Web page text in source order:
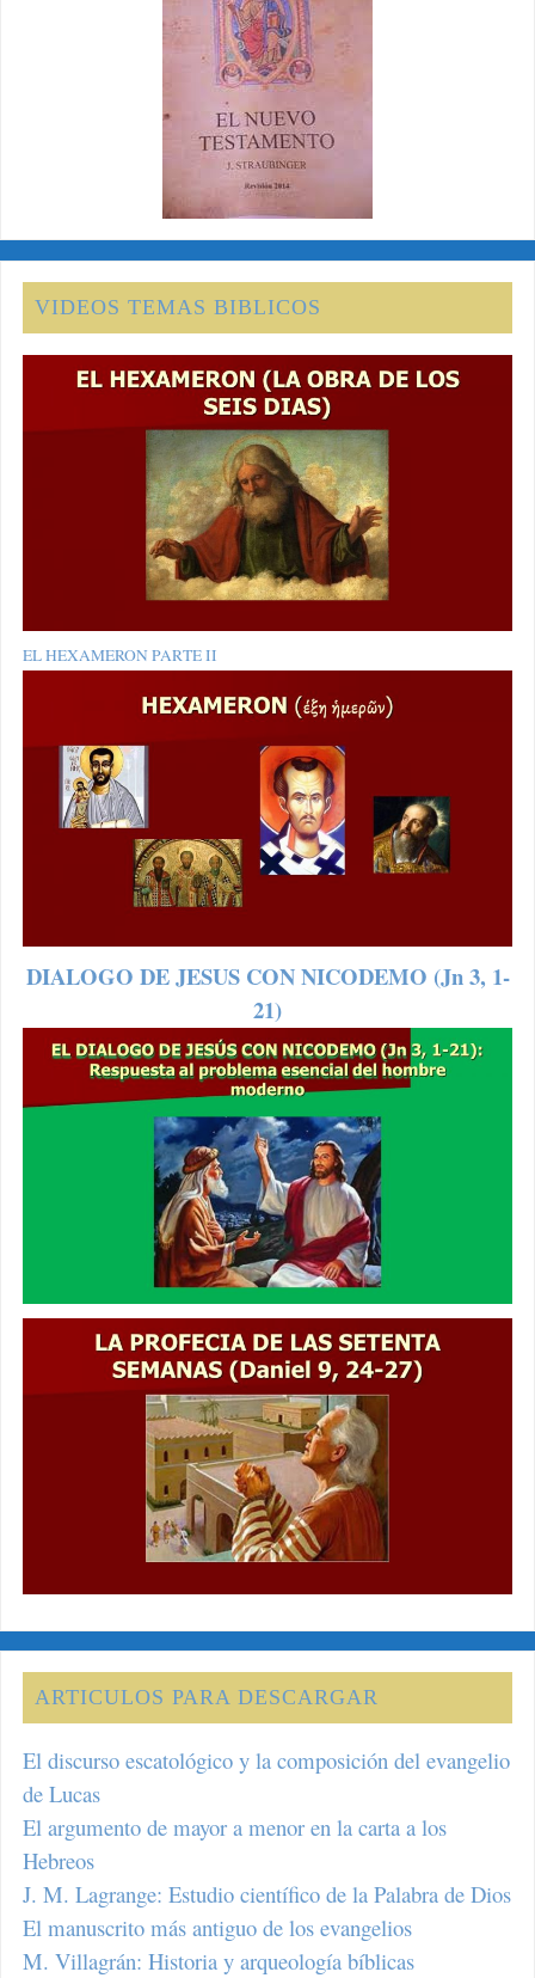
VIDEOS TEMAS BIBLICOS
EL HEXAMERON PARTE II
DIALOGO DE JESUS CON NICODEMO (Jn 3, 1-
21)
ARTICULOS PARA DESCARGAR
El discurso escatológico y la composición del evangelio
de Lucas
El argumento de mayor a menor en la carta a los
Hebreos
J. M. Lagrange: Estudio científico de la Palabra de Dios
El manuscrito más antiguo de los evangelios
M. Villagrán: Historia y arqueología bíblicas